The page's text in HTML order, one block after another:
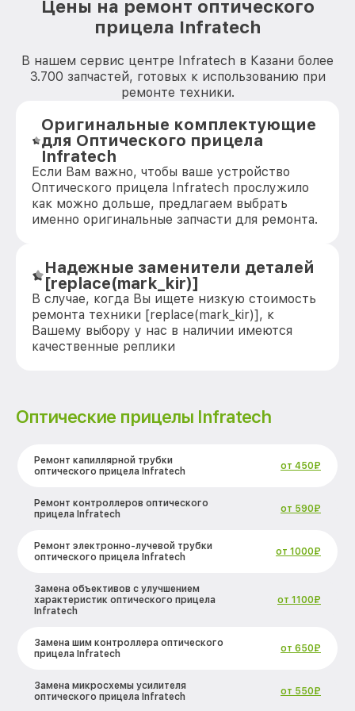
Цены на ремонт оптического
прицела Infratech
В нашем сервис центре Infratech в Казани более
3.700 запчастей, готовых к использованию при
ремонте техники.
Оригинальные комплектующие
для Оптического прицела
Infratech
Если Вам важно, чтобы ваше устройство
Оптического прицела Infratech прослужило
как можно дольше, предлагаем выбрать
именно оригинальные запчасти для ремонта.
Надежные заменители деталей
[replace(mark_kir)]
В случае, когда Вы ищете низкую стоимость
ремонта техники [replace(mark_kir)], к
Вашему выбору у нас в наличии имеются
качественные реплики
Оптические прицелы Infratech
Ремонт капиллярной трубки
оптического прицела Infratech
от 450₽
Ремонт контроллеров оптического
прицела Infratech
от 590₽
Ремонт электронно-лучевой трубки
оптического прицела Infratech
от 1000₽
Замена объективов с улучшением
характеристик оптического прицела
Infratech
от 1100₽
Замена шим контроллера оптического
прицела Infratech
от 650₽
Замена микросхемы усилителя
оптического прицела Infratech
от 550₽